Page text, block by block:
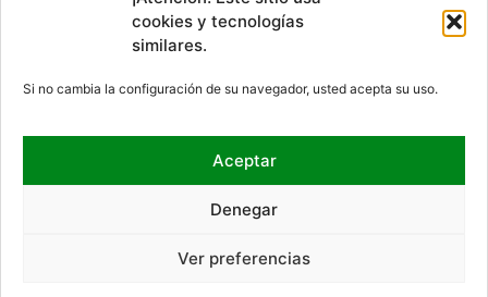
cookies y tecnologías
similares.
Si no cambia la configuración de su navegador, usted acepta su uso.
Aceptar
Denegar
Ver preferencias
REDES SOCIALES
MAPA DEL SITIO ACCESIBILIDAD